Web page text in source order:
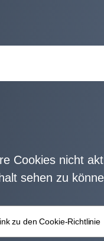
Cookies nicht
sehen zu
zu den Cookie-Richtlinie